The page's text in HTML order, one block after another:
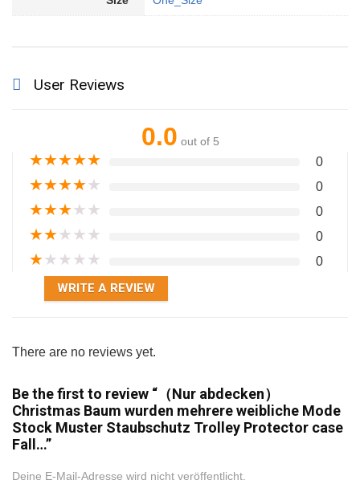
User Reviews
0.0 out of 5
★★★★★ 0
★★★★★ 0
★★★★★ 0
★★★★★ 0
★★★★★ 0
WRITE A REVIEW
There are no reviews yet.
Be the first to review “（Nur abdecken）
Christmas Baum wurden mehrere weibliche Mode
Stock Muster Staubschutz Trolley Protector case
Fall…”
Deine E-Mail-Adresse wird nicht veröffentlicht.